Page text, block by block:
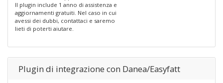
Il plugin include 1 anno di assistenza e
aggiornamenti gratuiti. Nel caso in cui
avessi dei dubbi, contattaci e saremo
lieti di poterti aiutare.
Plugin di integrazione con Danea/Easyfatt